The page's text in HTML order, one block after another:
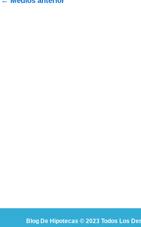
Blog De Hipotecas © 2023 Todos Los